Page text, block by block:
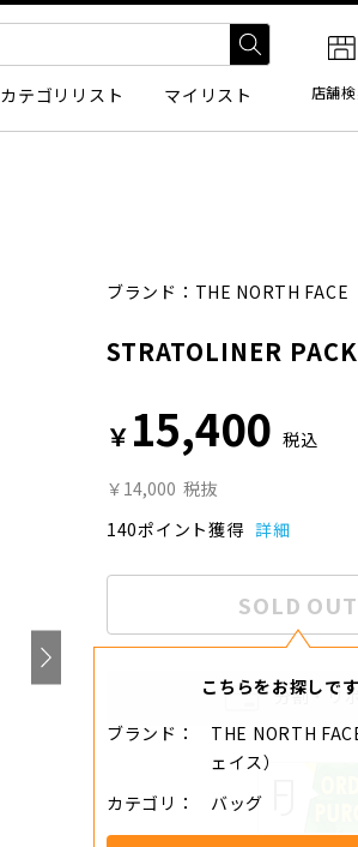
カテゴリリスト マイリスト 店舗
ブランド： THE NORTH FACE
STRATOLINER PACK
￥ 15,400 税込
￥14,000 税抜
140ポイント獲得 詳細
SOLD OUT
こちらをお探しで
ブランド
THE NORTH
ェイス）
カテゴリ
バッグ
分割・リ